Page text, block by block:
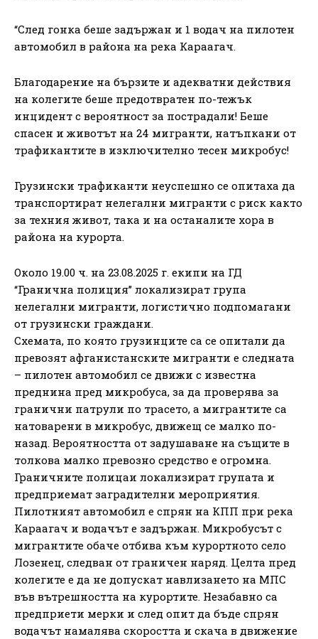
“След гонка беше задържан и 1 водач на пилотен
автомобил в района на река Караагач.
Благодарение на бързите и адекватни действия
на колегите беше предотвратен по-тежък
инцидент с вероятност за пострадали! Беше
спасен и животът на 24 мигранти, натъпкани от
трафикантите в изключително тесен микробус!
Грузински трафиканти неуспешно се опитаха да
транспортират нелегални мигранти с риск както
за техния живот, така и на останалите хора в
района на курорта.
Около 19.00 ч. на 23.08.2025 г. екипи на ГД
“Гранична полиция” локализират група
нелегални мигранти, логистично подпомагани
от грузински граждани.
Схемата, по която грузинците са се опитали да
превозят афганистанските мигранти е следната
– пилотен автомобил се движи с известна
преднина пред микробуса, за да проверява за
гранични патрули по трасето, а мигрантите са
натоварени в микробус, движещ се малко по-
назад. Вероятността от задушаване на същите в
толкова малко превозно средство е огромна.
Граничните полицаи локализират групата и
предприемат заградителни мероприятия.
Пилотният автомобил е спрян на КПП при река
Караагач и водачът е задържан. Микробусът с
мигрантите обаче отбива към курортното село
Лозенец, следван от граничен наряд. Целта пред
колегите е да не допускат навлизането на МПС
във вътрешността на курортите. Незабавно са
предприети мерки и след опит да бъде спрян
водачът намалява скоростта и скача в движение